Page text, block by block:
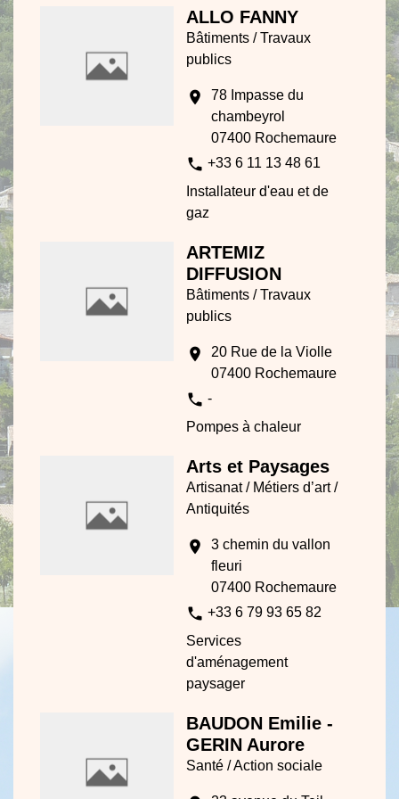
ALLO FANNY
Bâtiments / Travaux
publics
location_on
78 Impasse du
chambeyrol
07400 Rochemaure
phone +33 6 11 13 48 61
Installateur d'eau et de
gaz
ARTEMIZ
DIFFUSION
Bâtiments / Travaux
publics
location_on
20 Rue de la Violle
07400 Rochemaure
phone -
Pompes à chaleur
Arts et Paysages
Artisanat / Métiers d’art /
Antiquités
location_on
3 chemin du vallon
fleuri
07400 Rochemaure
phone +33 6 79 93 65 82
Services
d'aménagement
paysager
BAUDON Emilie -
GERIN Aurore
Santé / Action sociale